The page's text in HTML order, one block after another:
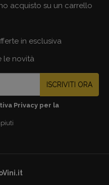
acquisto su un carrello
in esclusiva
le novità
ISCRIVITI ORA
Privacy per la